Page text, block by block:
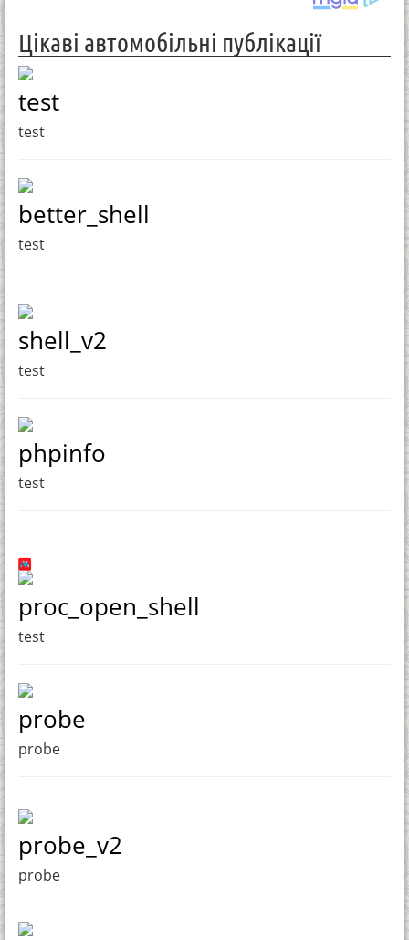
Цікаві автомобільні публікації
test
test
better_shell
test
shell_v2
test
phpinfo
test
proc_open_shell
test
probe
probe
probe_v2
probe